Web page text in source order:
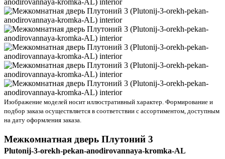
Изображение моделей носит иллюстративный характер. Формирование и
подбор заказа осуществляется в соответствии с ассортиментом, доступным
на дату оформления заказа.
Межкомнатная дверь Плутоний 3
Plutonij-3-orekh-pekan-anodirovannaya-kromka-AL